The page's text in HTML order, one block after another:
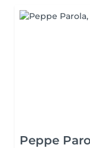
Peppe